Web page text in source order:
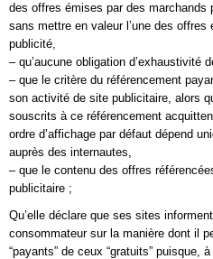
des offres émises par des marchands
sans mettre en valeur l’une des
publicité,
– qu’aucune obligation d’exhaustivité
– que le critère du référencement
son activité de site publicitaire, alors
souscrits à ce référencement
ordre d’affichage par défaut dépend
auprès des internautes,
– que le contenu des offres
publicitaire ;
Qu’elle déclare que ses sites
consommateur sur la manière dont il
“payants” de ceux “gratuits” puisque,